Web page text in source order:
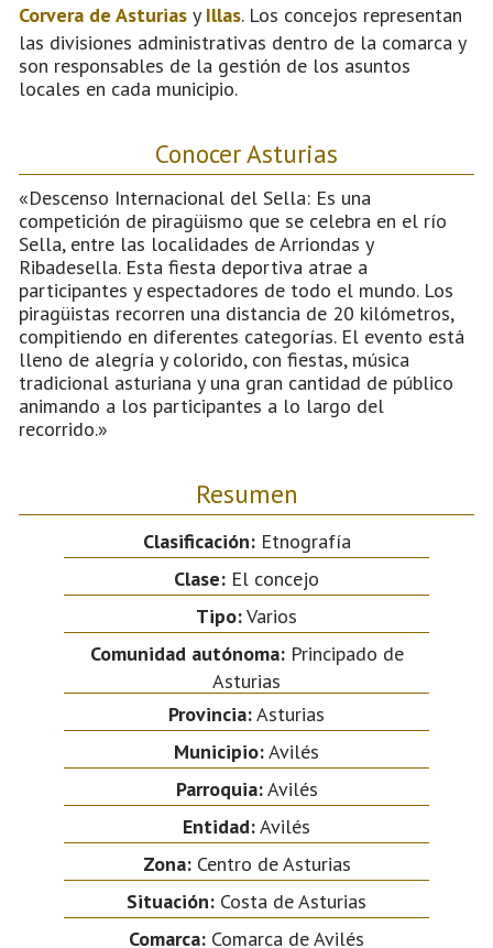
Corvera de Asturias y Illas. Los concejos representan
las divisiones administrativas dentro de la comarca y
son responsables de la gestión de los asuntos
locales en cada municipio.
Conocer Asturias
«Descenso Internacional del Sella: Es una
competición de piragüismo que se celebra en el río
Sella, entre las localidades de Arriondas y
Ribadesella. Esta fiesta deportiva atrae a
participantes y espectadores de todo el mundo. Los
piragüistas recorren una distancia de 20 kilómetros,
compitiendo en diferentes categorías. El evento está
lleno de alegría y colorido, con fiestas, música
tradicional asturiana y una gran cantidad de público
animando a los participantes a lo largo del
recorrido.»
Resumen
Clasificación:Etnografía
Clase: El concejo
Tipo:Varios
Comunidad autónoma:Principado de
Asturias
Provincia:Asturias
Municipio:Avilés
Parroquia:Avilés
Entidad:Avilés
Zona:Centro de Asturias
Situación: Costa de Asturias
Comarca: Comarca de Avilés